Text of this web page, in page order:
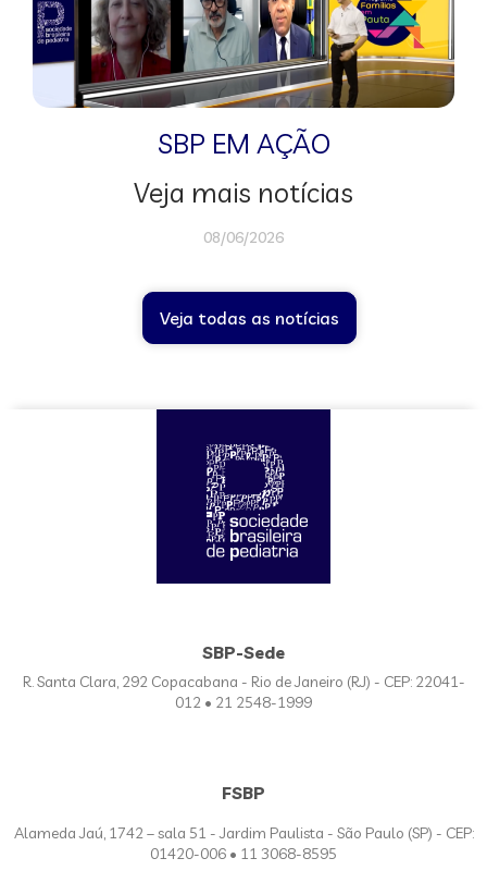
SBP EM AÇÃO
Veja mais notícias
08/06/2026
Veja todas as notícias
SBP-Sede
R. Santa Clara, 292 Copacabana - Rio de Janeiro (RJ) - CEP: 22041-
012 • 21 2548-1999
FSBP
Alameda Jaú, 1742 – sala 51 - Jardim Paulista - São Paulo (SP) - CEP:
01420-006 • 11 3068-8595